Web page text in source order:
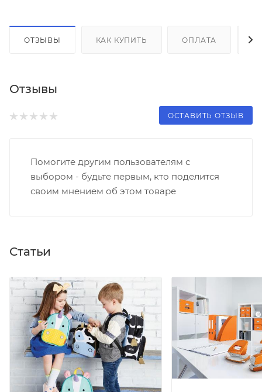
ОТЗЫВЫ КАК КУПИТЬ ОПЛАТА
Отзывы
ОСТАВИТЬ ОТЗЫВ
Помогите другим пользователям с
выбором - будьте первым, кто поделится
своим мнением об этом товаре
Статьи